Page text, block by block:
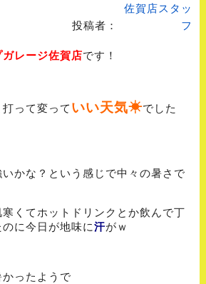
投稿者：
佐賀店スタッ
フ
ガレージ佐賀店です！
って変っていい天気☀︎でした
かな？という感じで中々の暑さで
くてホットドリンクとか飲んで丁
に今日が地味に汗がｗ
ったようで